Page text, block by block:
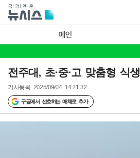
메인
전주대, 초·중·고 맞춤형 식
기사등록 2025/09/04 14:21:32
구글에서 선호하는 매체로 추가